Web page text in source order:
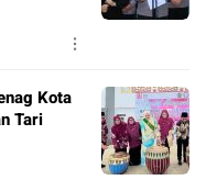
Kota
Tari